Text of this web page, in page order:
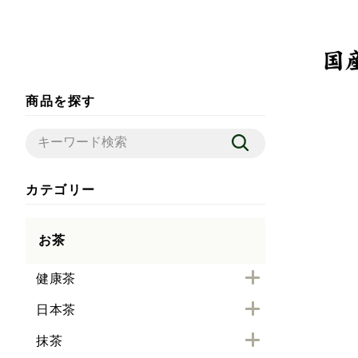
商品を探す
カテゴリー
お茶
健康茶
日本茶
抹茶